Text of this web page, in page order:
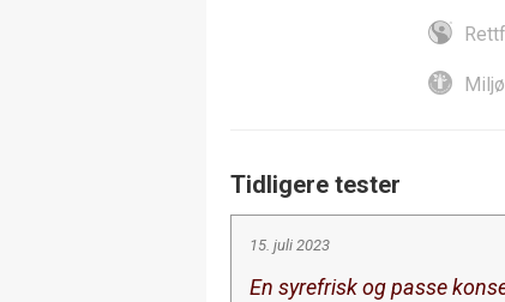
Tidligere tester
15. juli 2023
En syrefrisk og passe